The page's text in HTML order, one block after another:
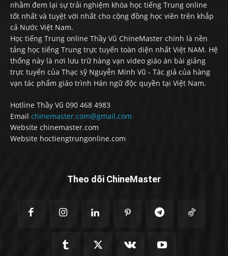
nhằm đem lại sự trải nghiệm khóa học tiếng Trung online
tốt nhất và tuyệt vời nhất cho cộng đồng học viên trên khắp
cả Nước Việt Nam.
Học tiếng Trung online Thầy Vũ ChineMaster chính là nền
tảng học tiếng Trung trực tuyến toàn diện nhất Việt NAM. Hệ
thống này là nơi lưu trữ hàng vạn video giáo án bài giảng
trực tuyến của Thạc sỹ Nguyễn Minh Vũ - Tác giả của hàng
vạn tác phẩm giáo trình Hán ngữ độc quyền tại Việt Nam.
Hotline Thầy Vũ 090 468 4983
Email chinemaster.com@gmail.com
Website chinemaster.com
Website hoctiengtrungonline.com
Theo dõi ChineMaster